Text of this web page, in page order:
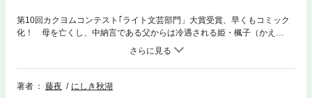
第10回カクヨムコンテスト｢ライト文芸部門」大賞受賞、早くもコミック
化！ 母を亡くし、中納言である父からは冷遇される姫・楓子（かえ
こ）。彼女には不思議な癒しの力があった。ある夜、邸内に突然あやかし
が現れる。救ってくれたのは、美しい陰陽師・賀茂利憲（かものとしの
り）だった。そして、入内した楓子の妹姫・桜子（さくらこ）が誰かの呪
詛を受けていると告げられる。自分の力で桜子を救いたい。そう願った楓
著者 藤夜
にしき秋湖